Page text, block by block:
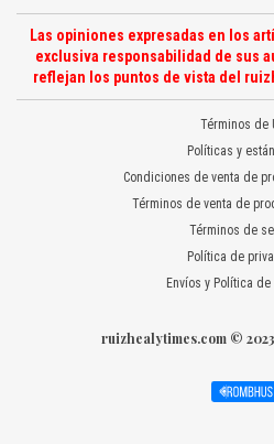
Las opiniones expresadas en los
exclusiva responsabilidad de sus
reflejan los puntos de vista del
Términos de
Políticas y
Condiciones de venta de
Términos de venta de
Términos de
Política de
Envíos y Política
ruizhealytimes.com ©